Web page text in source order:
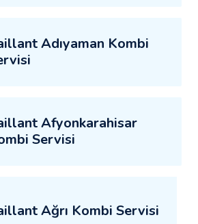
Adıyaman Kombi
Afyonkarahisar
Servisi
Ağrı Kombi Servisi